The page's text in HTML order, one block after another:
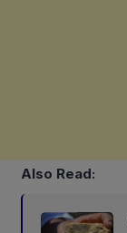
Also Read: